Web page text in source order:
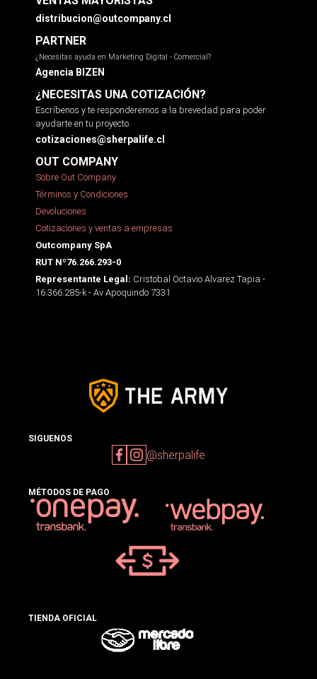
distribucion@outcompany.cl
PARTNER
¿Necesitas ayuda en Marketing Digital - Comercial?
Agencia BIZEN
¿NECESITAS UNA COTIZACIÓN?
Escríbenos y te responderemos a la brevedad para poder
ayudarte en tu proyecto.
cotizaciones@sherpalife.cl
OUT COMPANY
Sobre Out Company
Términos y Condiciones
Devoluciones
Cotizaciones y ventas a empresas
Outcompany SpA
RUT Nº76.266.293-0
Representante Legal: Cristobal Octavio Alvarez Tapia -
16.366.285-k - Av Apoquindo 7331
SIGUENOS
@sherpalife
MÉTODOS DE PAGO
TIENDA OFICIAL